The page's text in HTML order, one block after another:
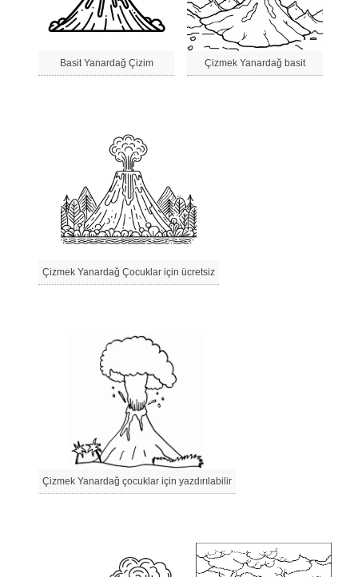
Basit Yanardağ Çizim Çizmek Yanardağ basit
Çizmek Yanardağ Çocuklar için ücretsiz
Çizmek Yanardağ çocuklar için yazdırılabilir